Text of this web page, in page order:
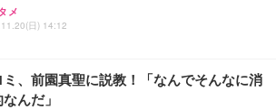
メ
日) 14:12
ミ、前園真聖に説教！「なんでそんなに消
んだ」